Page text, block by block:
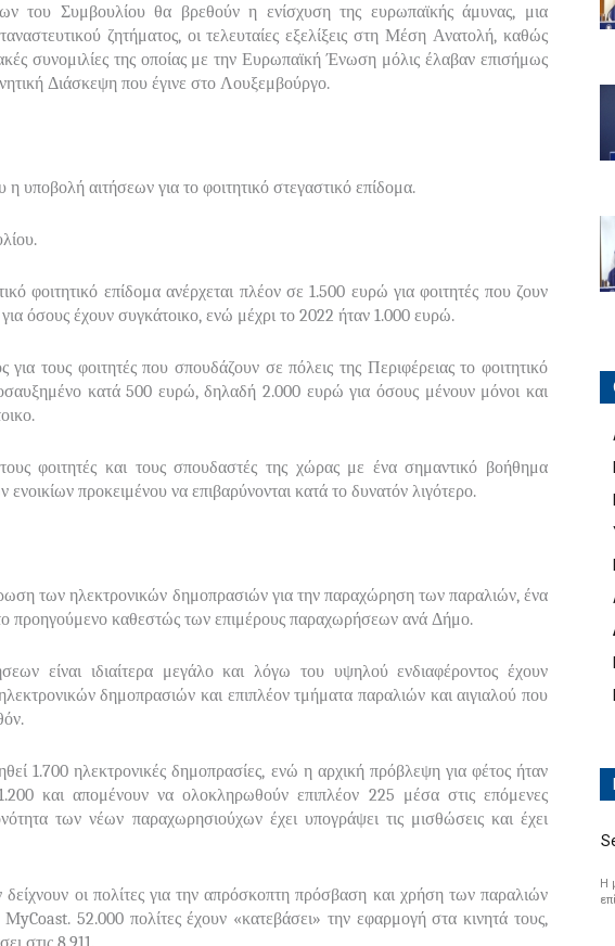
του Συμβουλίου θα βρεθούν η ενίσχυση της ευρωπαϊκής άμυνας, μια
ζητήματος, οι τελευταίες εξελίξεις στη Μέση Ανατολή, καθώς
συνομιλίες της οποίας με την Ευρωπαϊκή Ένωση μόλις έλαβαν επισήμως
Διάσκεψη που έγινε στο Λουξεμβούργο.
η υποβολή αιτήσεων για το φοιτητικό στεγαστικό επίδομα.
φοιτητικό επίδομα ανέρχεται πλέον σε 1.500 ευρώ για φοιτητές που ζουν
όσους έχουν συγκάτοικο, ενώ μέχρι το 2022 ήταν 1.000 ευρώ.
τους φοιτητές που σπουδάζουν σε πόλεις της Περιφέρειας το φοιτητικό
κατά 500 ευρώ, δηλαδή 2.000 ευρώ για όσους μένουν μόνοι και
φοιτητές και τους σπουδαστές της χώρας με ένα σημαντικό βοήθημα
ενοικίων προκειμένου να επιβαρύνονται κατά το δυνατόν λιγότερο.
των ηλεκτρονικών δημοπρασιών για την παραχώρηση των παραλιών, ένα
προηγούμενο καθεστώς των επιμέρους παραχωρήσεων ανά Δήμο.
είναι ιδιαίτερα μεγάλο και λόγω του υψηλού ενδιαφέροντος έχουν
δημοπρασιών και επιπλέον τμήματα παραλιών και αιγιαλού που
1.700 ηλεκτρονικές δημοπρασίες, ενώ η αρχική πρόβλεψη για φέτος ήταν
και απομένουν να ολοκληρωθούν επιπλέον 225 μέσα στις επόμενες
των νέων παραχωρησιούχων έχει υπογράψει τις μισθώσεις και έχει
δείχνουν οι πολίτες για την απρόσκοπτη πρόσβαση και χρήση των παραλιών
52.000 πολίτες έχουν «κατεβάσει» την εφαρμογή στα κινητά τους,
Η